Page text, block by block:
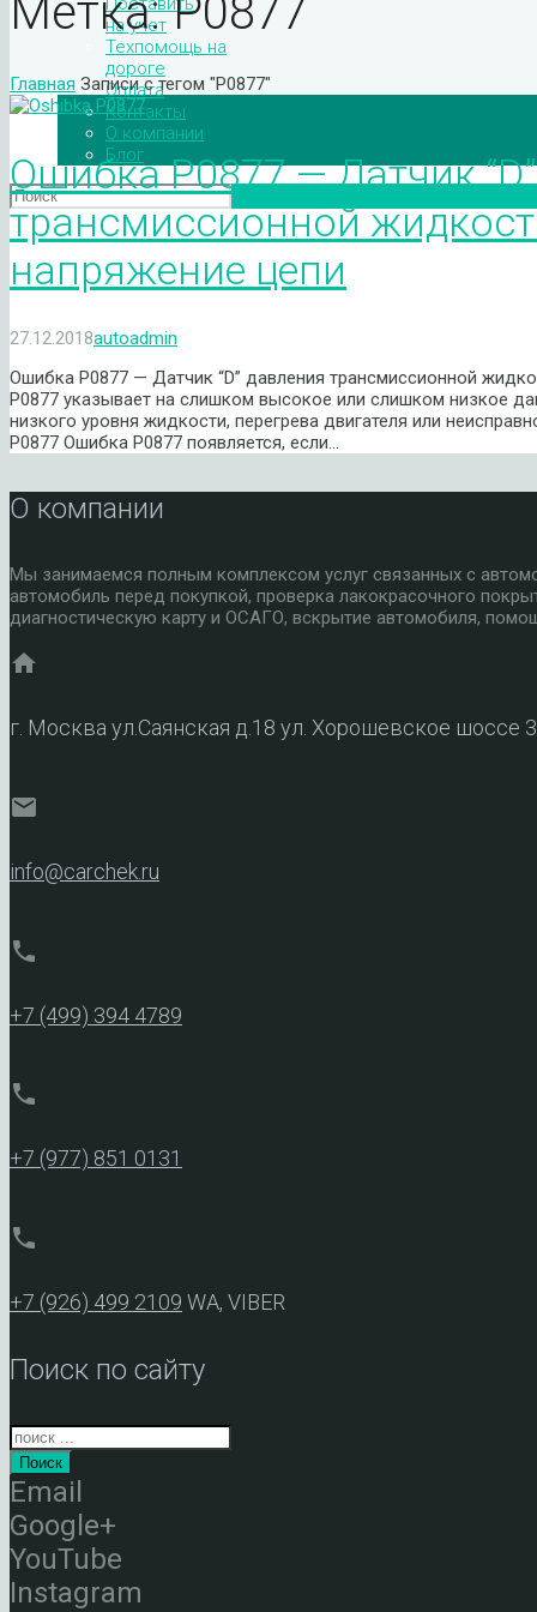
на учет
Техпомощь на
дороге
Оплата
Контакты
О компании
Блог
Метка:P0877
Главная Записи с тегом "P0877"
Ошибка P0877 — Датчик
трансмиссионной
напряжение цепи
27.12.2018autoadmin
Ошибка P0877 — Датчик “D” давления трансмиссионной
P0877 указывает на слишком высокое или слишком низкое
низкого уровня жидкости, перегрева двигателя или
P0877 Ошибка P0877 появляется, если…
О компании
Мы занимаемся полным комплексом услуг связанных с
автомобиль перед покупкой, проверка лакокрасочного
диагностическую карту и ОСАГО, вскрытие автомобиля,
home
г. Москва ул.Саянская д.18 ул. Хорошевское шоссе
mail
info@carchek.ru
phone
+7 (499) 394 4789
phone
+7 (977) 851 0131
phone
+7 (926) 499 2109 WA, VIBER
Поиск по сайту
Поиск
Email
Google+
YouTube
Instagram